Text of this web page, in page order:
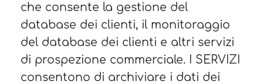
che consente la gestione del
database dei clienti, il monitoraggio
del database dei clienti e altri servizi
di prospezione commerciale. I SERVIZI
consentono di archiviare i dati dei